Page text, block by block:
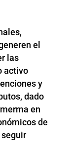
el
las
activo
y
dado
en
de